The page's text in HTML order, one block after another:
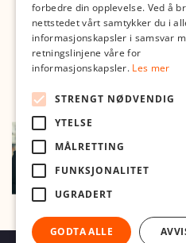
forbedre din opplevelse. Ved å
nettstedet vårt samtykker du i
informasjonskapsler i samsvar
retningslinjene våre for
informasjonskapsler. Les mer
STRENGT NØDVENDIG
YTELSE
MÅLRETTING
FUNKSJONALITET
UGRADERT
GODTA ALLE